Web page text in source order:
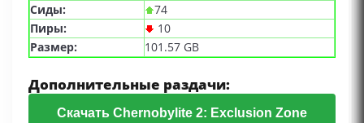
Сиды:
74
Пиры:
10
Размер:
101.57 GB
Дополнительные раздачи:
Скачать Chernobylite 2: Exclusion Zone